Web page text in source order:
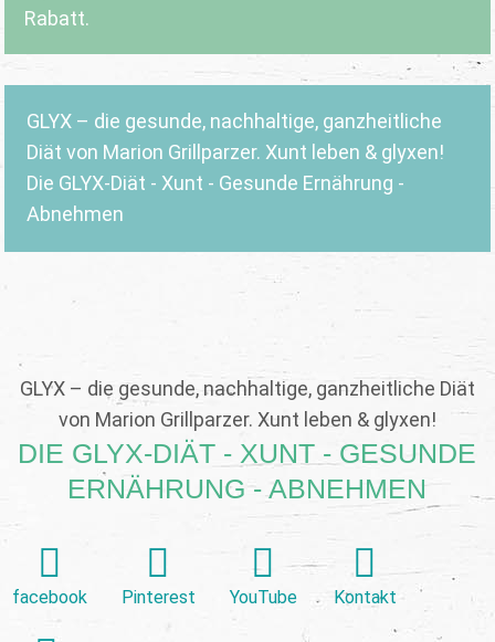
Rabatt.
GLYX – die gesunde, nachhaltige, ganzheitliche
Diät von Marion Grillparzer. Xunt leben & glyxen!
Die GLYX-Diät - Xunt - Gesunde Ernährung -
Abnehmen
GLYX – die gesunde, nachhaltige, ganzheitliche Diät
von Marion Grillparzer. Xunt leben & glyxen!
DIE GLYX-DIÄT - XUNT - GESUNDE
ERNÄHRUNG - ABNEHMEN
facebook Pinterest YouTube Kontakt